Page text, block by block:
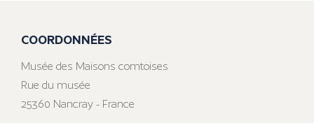
COORDONNÉES
Musée des Maisons comtoises
Rue du musée
25360 Nancray - France